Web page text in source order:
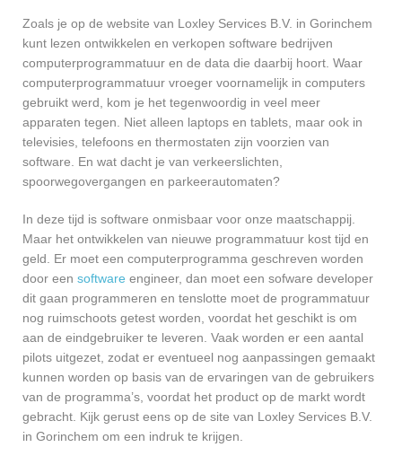
Zoals je op de website van Loxley Services B.V. in Gorinchem
kunt lezen ontwikkelen en verkopen software bedrijven
computerprogrammatuur en de data die daarbij hoort. Waar
computerprogrammatuur vroeger voornamelijk in computers
gebruikt werd, kom je het tegenwoordig in veel meer
apparaten tegen. Niet alleen laptops en tablets, maar ook in
televisies, telefoons en thermostaten zijn voorzien van
software. En wat dacht je van verkeerslichten,
spoorwegovergangen en parkeerautomaten?
In deze tijd is software onmisbaar voor onze maatschappij.
Maar het ontwikkelen van nieuwe programmatuur kost tijd en
geld. Er moet een computerprogramma geschreven worden
door een software engineer, dan moet een sofware developer
dit gaan programmeren en tenslotte moet de programmatuur
nog ruimschoots getest worden, voordat het geschikt is om
aan de eindgebruiker te leveren. Vaak worden er een aantal
pilots uitgezet, zodat er eventueel nog aanpassingen gemaakt
kunnen worden op basis van de ervaringen van de gebruikers
van de programma’s, voordat het product op de markt wordt
gebracht. Kijk gerust eens op de site van Loxley Services B.V.
in Gorinchem om een indruk te krijgen.